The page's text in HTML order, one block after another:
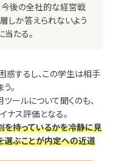
今後の全社的な経営戦
しか答えられないよう
たる。
惑するし、この学生は相手
。
ールについて聞くのも、
ナス評価となる。
を持っているかを冷静に見
選ぶことが内定への近道